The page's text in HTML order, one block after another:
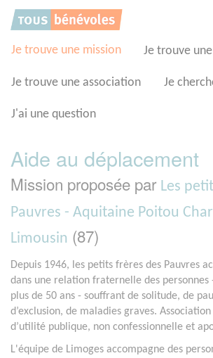
Je trouve une mission Je trouve
Je trouve une association Je
J'ai une question
Aide au déplacement
Mission proposée par Les
Pauvres - Aquitaine Poitou
Limousin (87)
Depuis 1946, les petits frères des Pauvres
dans une relation fraternelle des
plus de 50 ans - souffrant de solitude, de
d’exclusion, de maladies graves.
d’utilité publique, non confessionnelle et
L'équipe de Limoges accompagne des
Panneau de gestion des cookies